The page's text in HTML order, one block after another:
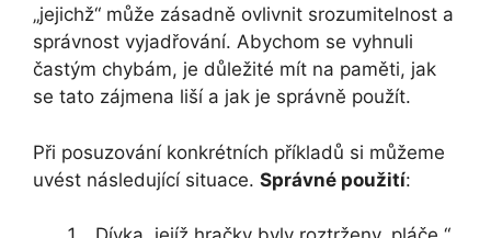
„jejichž“ může zásadně ovlivnit srozumitelnost a
správnost vyjadřování. Abychom se vyhnuli
častým chybám, je důležité mít na paměti, jak
se tato zájmena liší a jak je správně použít.
Při posuzování konkrétních příkladů si můžeme
uvést následující situace. Správné použití: